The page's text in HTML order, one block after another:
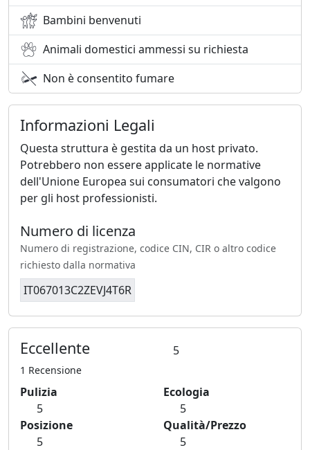
Bambini benvenuti
Animali domestici ammessi su richiesta
Non è consentito fumare
Informazioni Legali
Questa struttura è gestita da un host privato.
Potrebbero non essere applicate le normative
dell'Unione Europea sui consumatori che valgono
per gli host professionisti.
Numero di licenza
Numero di registrazione, codice CIN, CIR o altro codice
richiesto dalla normativa
IT067013C2ZEVJ4T6R
Eccellente 5
1 Recensione
Pulizia
5
Ecologia
5
Posizione
5
Qualità/Prezzo
5